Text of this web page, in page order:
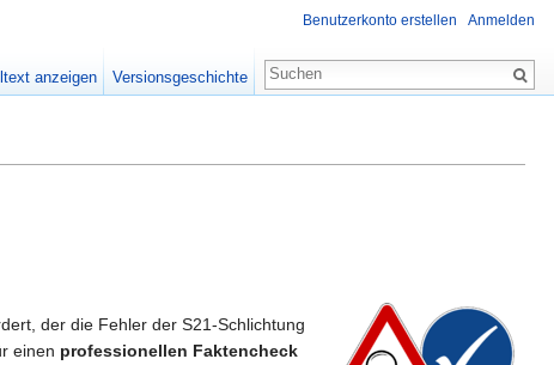
der die Fehler der S21-Schlichtung
einen professionellen Faktencheck
Benutzerkonto erstellen Anmelden
anzeigen Versionsgeschichte